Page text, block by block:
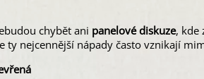
chybět ani panelové diskuze, kde
ty nejcennější nápady často vznikají